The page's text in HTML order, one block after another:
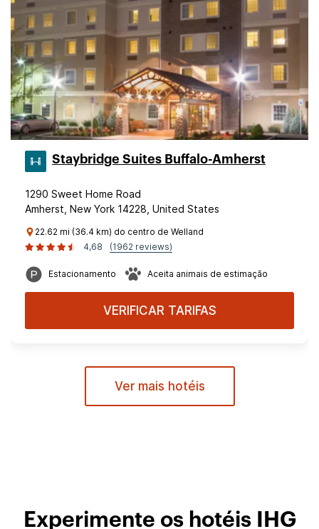
Staybridge Suites Buffalo-Amherst
1290 Sweet Home Road
Amherst, New York 14228, United States
22.62 mi (36.4 km) do centro de Welland
4,68
(1962 reviews)
Estacionamento Aceita animais de estimação
VERIFICAR TARIFAS
Ver mais hotéis
Experimente os hotéis IHG